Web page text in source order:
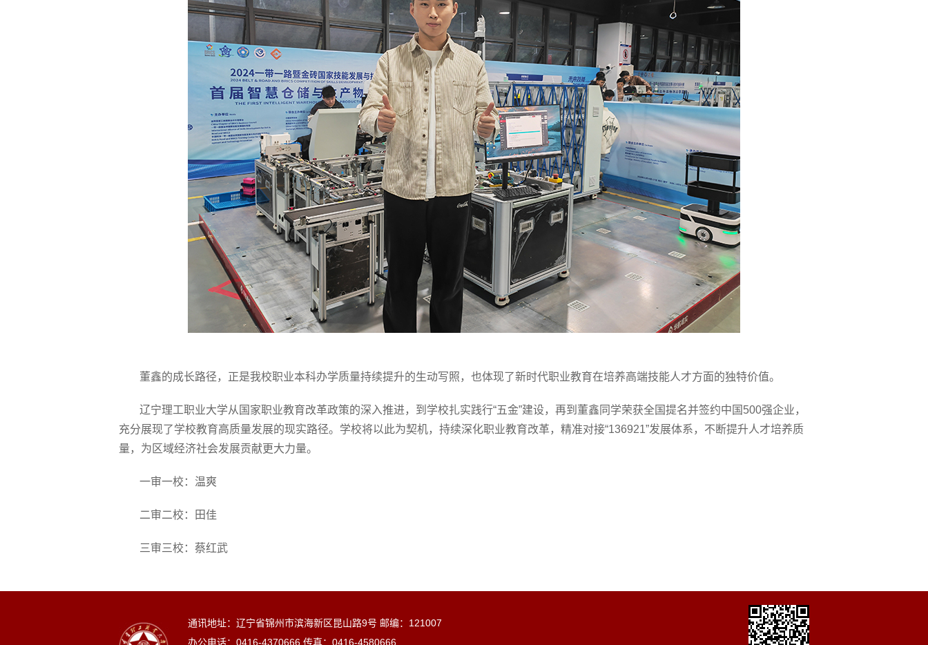
董鑫的成长路径，正是我校职业本科办学质量持续提升的生动写照，也体现了新时代职业教育在培养高端技能人才方面的独特价值。
辽宁理工职业大学从国家职业教育改革政策的深入推进，到学校扎实践行“五金”建设，再到董鑫同学荣获全国提名并签约中国500强企业，
充分展现了学校教育高质量发展的现实路径。学校将以此为契机，持续深化职业教育改革，精准对接“136921”发展体系，不断提升人才培养质
量，为区域经济社会发展贡献更大力量。
一审一校：温爽
二审二校：田佳
三审三校：蔡红武
通讯地址：辽宁省锦州市滨海新区昆山路9号 邮编： 121007
办公电话： 0416-4370666 传真： 0416-4580666